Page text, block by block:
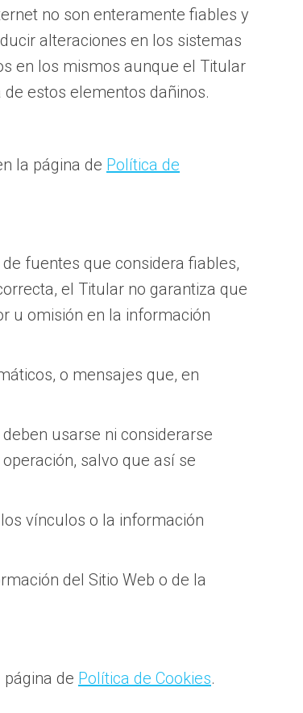
no son enteramente fiables y
alteraciones en los sistemas
en los mismos aunque el Titular
estos elementos dañinos.
la página de Política de
fuentes que considera fiables,
el Titular no garantiza que
u omisión en la información
o mensajes que, en
usarse ni considerarse
salvo que así se
vínculos o la información
del Sitio Web o de la
de Política de Cookies.